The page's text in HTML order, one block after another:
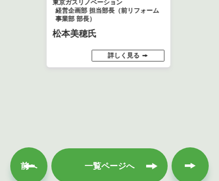
東京ガスリノベーション
経営企画部 担当部長（前リフォーム
事業部 部長）
松本美穂氏
前へ 一覧ページへ
次へ